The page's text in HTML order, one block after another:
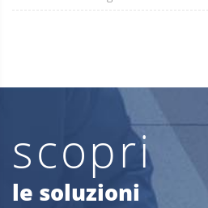
scopri
le soluzioni